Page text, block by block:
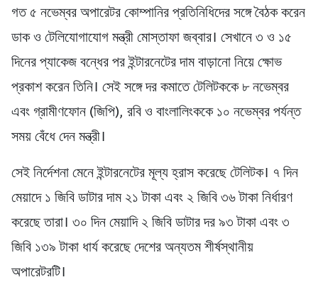
গত ৫ নভেম্বর অপারেটর কোম্পানির প্রতিনিধিদের সঙ্গে বৈঠক করেন
ডাক ও টেলিযোগাযোগ মন্ত্রী মোস্তাফা জব্বার। সেখানে ৩ ও ১৫
দিনের প্যাকেজ বন্ধের পর ইন্টারনেটের দাম বাড়ানো নিয়ে ক্ষোভ
প্রকাশ করেন তিনি। সেই সঙ্গে দর কমাতে টেলিটককে ৮ নভেম্বর
এবং গ্রামীণফোন (জিপি), রবি ও বাংলালিংককে ১০ নভেম্বর পর্যন্ত
সময় বেঁধে দেন মন্ত্রী।
সেই নির্দেশনা মেনে ইন্টারনেটের মূল্য হ্রাস করেছে টেলিটক। ৭ দিন
মেয়াদে ১ জিবি ডাটার দাম ২১ টাকা এবং ২ জিবি ৩৬ টাকা নির্ধারণ
করেছে তারা। ৩০ দিন মেয়াদি ২ জিবি ডাটার দর ৯৩ টাকা এবং ৩
জিবি ১৩৯ টাকা ধার্য করেছে দেশের অন্যতম শীর্ষস্থানীয়
অপারেটরটি।